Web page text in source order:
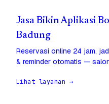
Jasa Bikin Aplikasi
Badung
Reservasi online 24 jam,
& reminder otomatis —
Lihat layanan →